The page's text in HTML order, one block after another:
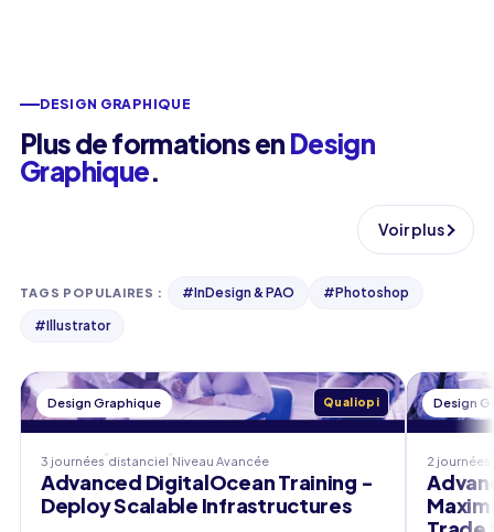
DESIGN GRAPHIQUE
Plus de formations en Design
Graphique.
Voir plus
TAGS POPULAIRES : #InDesign & PAO #Photoshop
#Illustrator
Design Graphique Qualiopi
3 journées distanciel Niveau Avancée
Advanced DigitalOcean Training -
Deploy Scalable Infrastructures
Design
2 journées